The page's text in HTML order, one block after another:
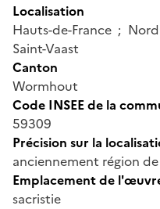
Localisation
Hauts-de-France ;
Saint-Vaast
Canton
Wormhout
Code INSEE de la
59309
Précision sur la
anciennement région
Emplacement de
sacristie